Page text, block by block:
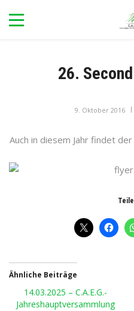
26.
9. Oktober 2016
Auch in diesem Jahr findet
Ähnliche Beiträge
14.03.2025 – C.A.E.G.-
Jahreshauptversammlung